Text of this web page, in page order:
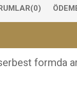
(0)
formda